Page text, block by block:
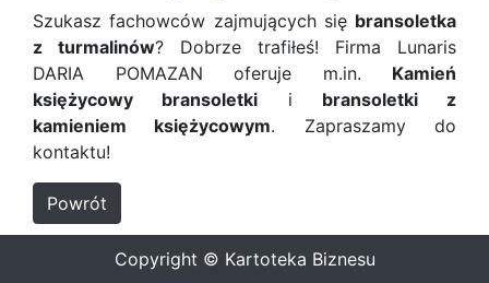
Szukasz fachowców zajmujących się bransoletka
z turmalinów? Dobrze trafiłeś! Firma Lunaris
DARIA POMAZAN oferuje m.in. Kamień
księżycowy bransoletki i bransoletki z
kamieniem księżycowym. Zapraszamy do
kontaktu!
Powrót
Copyright © Kartoteka Biznesu